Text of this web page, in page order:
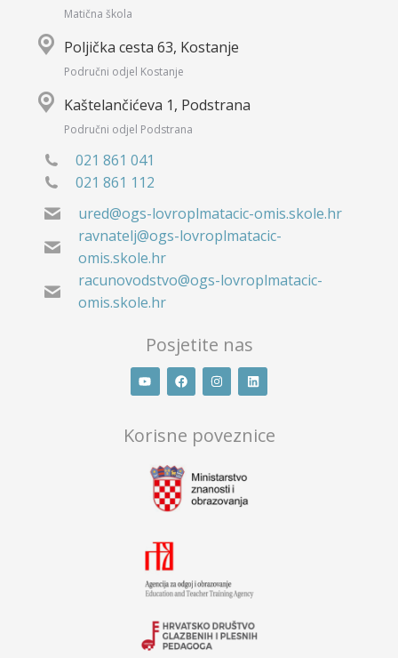
Matična škola
Poljička cesta 63, Kostanje
Područni odjel Kostanje
Kaštelančićeva 1, Podstrana
Područni odjel Podstrana
021 861 041
021 861 112
ured@ogs-lovroplmatacic-omis.skole.hr
ravnatelj@ogs-lovroplmatacic-
omis.skole.hr
racunovodstvo@ogs-lovroplmatacic-
omis.skole.hr
Posjetite nas
Korisne poveznice